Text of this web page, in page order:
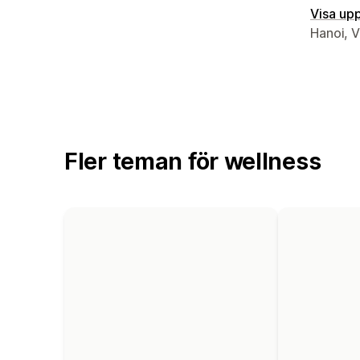
Visa
Hanoi,
Fler teman för wellness